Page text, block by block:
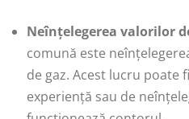
Neînțelegerea valorilor
comună este
de gaz. Acest lucru poate
experiență sau de